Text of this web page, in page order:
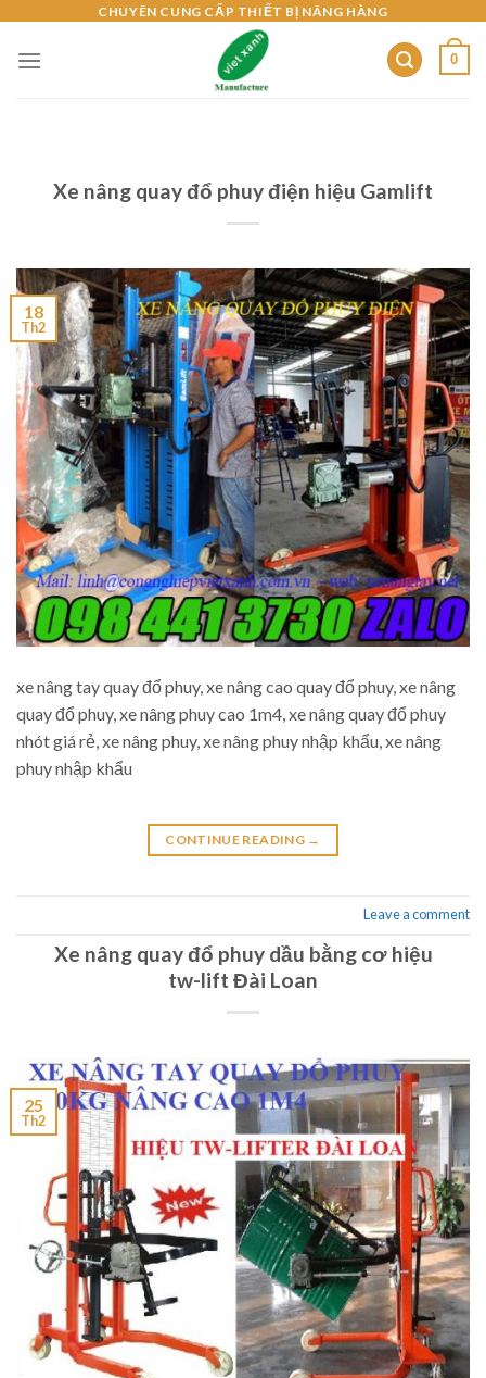
content
CHUYÊN CUNG CẤP THIẾT BỊ NÂNG HÀNG
0
Xe nâng quay đổ phuy điện hiệu Gamlift
18
Th2
xe nâng tay quay đổ phuy, xe nâng cao quay đổ phuy, xe nâng
quay đổ phuy, xe nâng phuy cao 1m4, xe nâng quay đổ phuy
nhót giá rẻ, xe nâng phuy, xe nâng phuy nhập khẩu, xe nâng
phuy nhập khẩu
CONTINUE READING →
Leave a comment
Xe nâng quay đổ phuy dầu bằng cơ hiệu
tw-lift Đài Loan
25
Th2